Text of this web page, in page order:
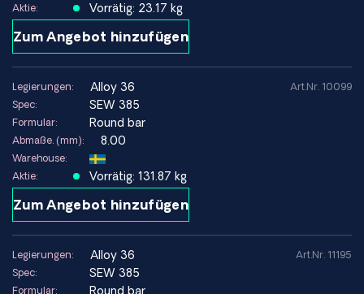
Aktie:
Vorrätig: 23.17 kg
Zum Angebot hinzufügen
Legierungen: alloy 36
Spec: SEW 385
Formular: Round bar
Abmaße. (mm): 8.00
Warehouse:
Aktie:
Vorrätig: 131.87 kg
Zum Angebot hinzufügen
Art.Nr. 10099
Legierungen: alloy 36
Spec: SEW 385
Formular: Round bar
Art.Nr. 11195